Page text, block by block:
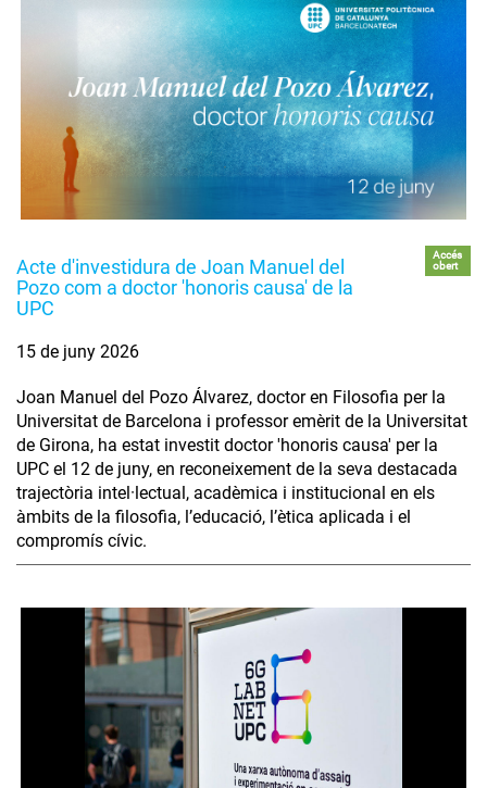
Acte d'investidura de Joan Manuel del
Pozo com a doctor 'honoris causa' de la
UPC
Accés
obert
15 de juny 2026
Joan Manuel del Pozo Álvarez, doctor en Filosofia per la
Universitat de Barcelona i professor emèrit de la Universitat
de Girona, ha estat investit doctor 'honoris causa' per la
UPC el 12 de juny, en reconeixement de la seva destacada
trajectòria intel·lectual, acadèmica i institucional en els
àmbits de la filosofia, l’educació, l’ètica aplicada i el
compromís cívic.